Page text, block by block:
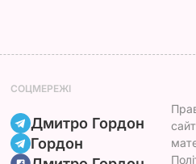
СОЦМЕРЕЖІ
Дмитро Гордон
Гордон